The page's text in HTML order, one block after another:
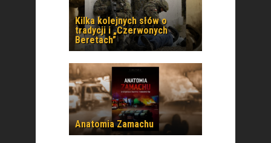
Kilka kolejnych słów o
tradycji i „Czerwonych
Beretach”
Anatomia Zamachu